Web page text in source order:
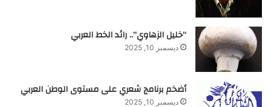
“خليل الزهاوي”.. رائد الخط العربي
ديسمبر 10, 2025
أضخم برنامج شعري على مستوى الوطن العربي
ديسمبر 10, 2025